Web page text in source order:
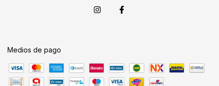
Medios de pago